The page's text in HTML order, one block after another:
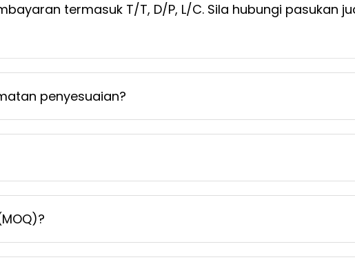
termasuk T/T, D/P, L/C. Sila hubungi pasukan
penyesuaian?